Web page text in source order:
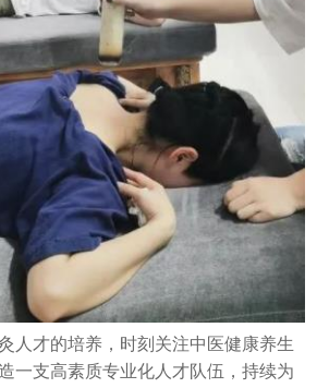
才的培养，时刻关注中医健康养生
一支高素质专业化人才队伍，持续为